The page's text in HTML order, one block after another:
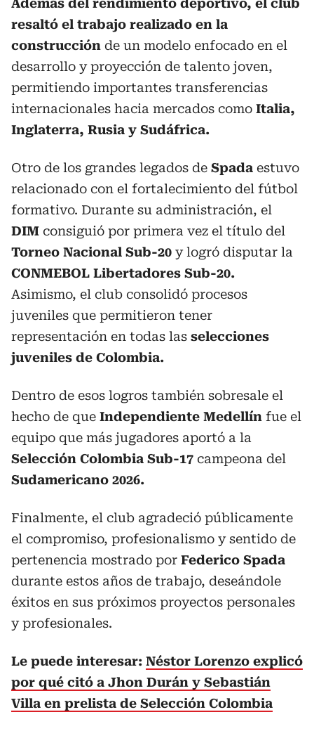
Además del rendimiento deportivo, el club
resaltó el trabajo realizado en la
construcción de un modelo enfocado en el
desarrollo y proyección de talento joven,
permitiendo importantes transferencias
internacionales hacia mercados como Italia,
Inglaterra, Rusia y Sudáfrica.
Otro de los grandes legados de Spada estuvo
relacionado con el fortalecimiento del fútbol
formativo. Durante su administración, el
DIM consiguió por primera vez el título del
Torneo Nacional Sub-20 y logró disputar la
CONMEBOL Libertadores Sub-20.
Asimismo, el club consolidó procesos
juveniles que permitieron tener
representación en todas las selecciones
juveniles de Colombia.
Dentro de esos logros también sobresale el
hecho de que Independiente Medellín fue el
equipo que más jugadores aportó a la
Selección Colombia Sub-17 campeona del
Sudamericano 2026.
Finalmente, el club agradeció públicamente
el compromiso, profesionalismo y sentido de
pertenencia mostrado por Federico Spada
durante estos años de trabajo, deseándole
éxitos en sus próximos proyectos personales
y profesionales.
Le puede interesar: Néstor Lorenzo explicó
por qué citó a Jhon Durán y Sebastián
Villa en prelista de Selección Colombia